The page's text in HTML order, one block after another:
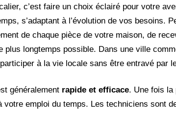
c’est faire un choix éclairé pour votre
s’adaptant à l’évolution de vos besoins.
de chaque pièce de votre maison, de
plus longtemps possible. Dans une ville
à la vie locale sans être entravé par
généralement rapide et efficace. Une fois la
votre emploi du temps. Les techniciens sont